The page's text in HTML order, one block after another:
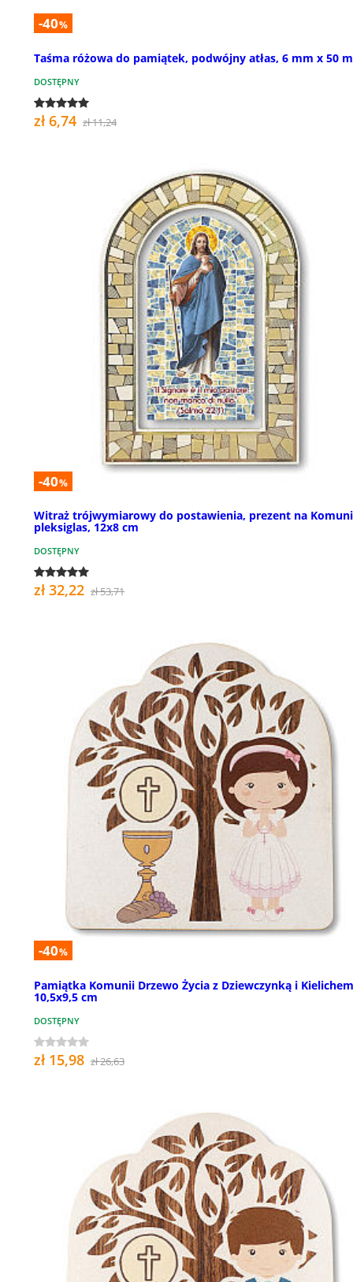
-40%
Taśma różowa do pamiątek, podwójny atłas, 6 mm x 50 m
DOSTĘPNY
zł 6,74 zł 11,24
-40%
Witraż trójwymiarowy do postawienia, prezent na
pleksiglas, 12x8 cm
DOSTĘPNY
zł 32,22 zł 53,71
-40%
Pamiątka Komunii Drzewo Życia z Dziewczynką i Kielichem
10,5x9,5 cm
DOSTĘPNY
zł 15,98 zł 26,63